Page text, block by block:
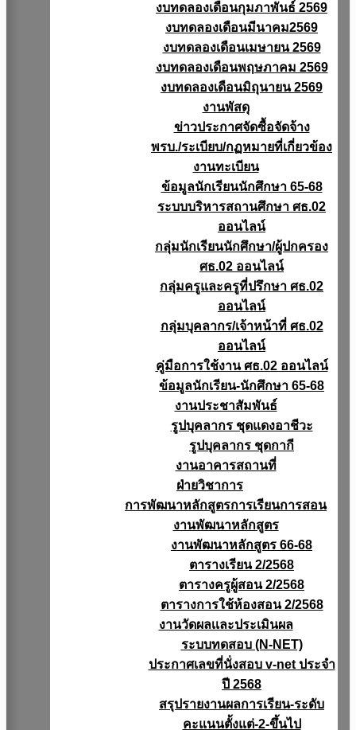
งบทดลองเดือนกุมภาพันธ์ 2569
งบทดลองเดือนมีนาคม2569
งบทดลองเดือนเมษายน 2569
งบทดลองเดือนพฤษภาคม 2569
งบทดลองเดือนมิถุนายน 2569
งานพัสดุ
ข่าวประกาศจัดซื้อจัดจ้าง
พรบ./ระเบียบ/กฏหมายที่เกี่ยวข้อง
งานทะเบียน
ข้อมูลนักเรียนนักศึกษา 65-68
ระบบบริหารสถานศึกษา ศธ.02
ออนไลน์
กลุ่มนักเรียนนักศึกษา/ผู้ปกครอง
ศธ.02 ออนไลน์
กลุ่มครูและครูที่ปรึกษา ศธ.02
ออนไลน์
กลุ่มบุคลากร/เจ้าหน้าที่ ศธ.02
ออนไลน์
คู่มือการใช้งาน ศธ.02 ออนไลน์
ข้อมูลนักเรียน-นักศึกษา 65-68
งานประชาสัมพันธ์
รูปบุคลากร ชุดแดงอาชีวะ
รูปบุคลากร ชุดกากี
งานอาคารสถานที่
ฝ่ายวิชาการ
การพัฒนาหลักสูตรการเรียนการสอน
งานพัฒนาหลักสูตร
งานพัฒนาหลักสูตร 66-68
ตารางเรียน 2/2568
ตารางครูผู้สอน 2/2568
ตารางการใช้ห้องสอน 2/2568
งานวัดผลเเละประเมินผล
ระบบทดสอบ (N-NET)
ประกาศเลขที่นั่งสอบ v-net ประจำ
ปี 2568
สรุปรายงานผลการเรียน-ระดับ
คะแนนตั้งแต่-2-ขึ้นไป